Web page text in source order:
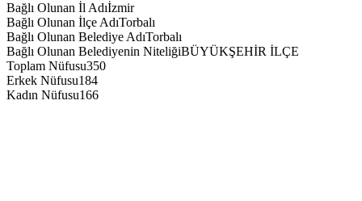
Bağlı Olunan İl Adıİzmir
Bağlı Olunan İlçe AdıTorbalı
Bağlı Olunan Belediye AdıTorbalı
Bağlı Olunan Belediyenin NiteliğiBÜYÜKŞEHİR İLÇE
Toplam Nüfusu350
Erkek Nüfusu184
Kadın Nüfusu166